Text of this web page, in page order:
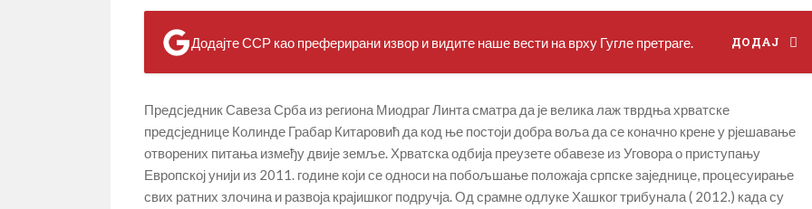
Додајте ССР као преферирани извор и видите наше вести на врху Гугле претраге. ДОДАЈ
Предсједник Савеза Срба из региона Миодраг Линта сматра да је велика лаж тврдња хрватске
предсједнице Колинде Грабар Китаровић да код ње постоји добра воља да се коначно крене у рјешавање
отворених питања између двије земље. Хрватска одбија преузете обавезе из Уговора о приступању
Европској унији из 2011. године који се односи на побољшање положаја српске заједнице, процесуирање
свих ратних злочина и развоја крајишког подручја. Од срамне одлуке Хашког трибунала ( 2012.) када су